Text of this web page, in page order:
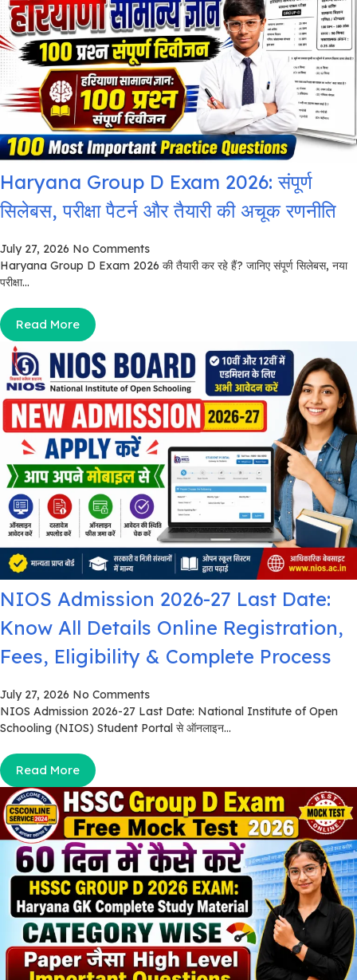
Haryana Group D Exam 2026: संपूर्ण
सिलेबस, परीक्षा पैटर्न और तैयारी की अचूक रणनीति
July 27, 2026 No Comments
Haryana Group D Exam 2026 की तैयारी कर रहे हैं? जानिए संपूर्ण सिलेबस, नया
परीक्षा...
Read More
NIOS Admission 2026-27 Last Date:
Know All Details Online Registration,
Fees, Eligibility & Complete Process
July 27, 2026 No Comments
NIOS Admission 2026-27 Last Date: National Institute of Open
Schooling (NIOS) Student Portal से ऑनलाइन...
Read More